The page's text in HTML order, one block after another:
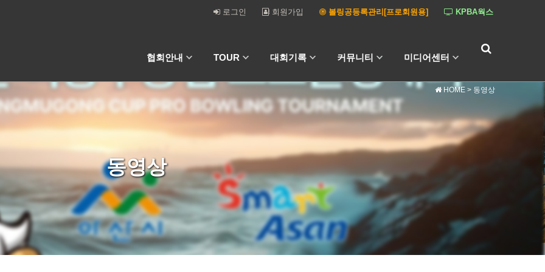
KPBA웍스
볼링공등록관리[프로회원용]
회원가입
로그인
협회안내 TOUR 대회기록 커뮤니티 미디어센터
동영상
HOME > 동영상